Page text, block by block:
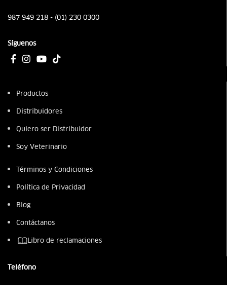
987 949 218 - (01) 230 0300
Síguenos
Productos
Distribuidores
Quiero ser Distribuidor
Soy Veterinario
Términos y Condiciones
Política de Privacidad
Blog
Contáctanos
Libro de reclamaciones
Teléfono